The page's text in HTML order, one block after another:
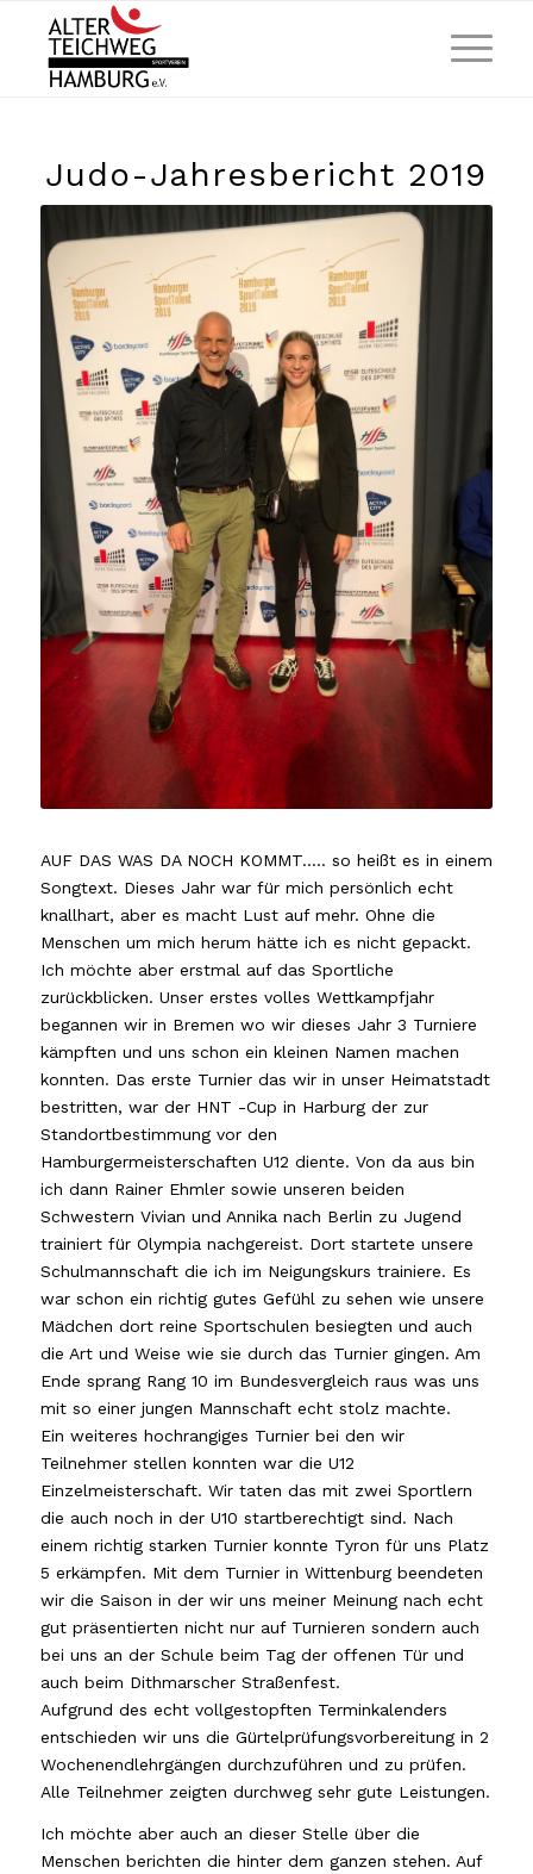
Judo-Jahresbericht 2019
AUF DAS WAS DA NOCH KOMMT….. so heißt es in einem
Songtext. Dieses Jahr war für mich persönlich echt
knallhart, aber es macht Lust auf mehr. Ohne die
Menschen um mich herum hätte ich es nicht gepackt.
Ich möchte aber erstmal auf das Sportliche
zurückblicken. Unser erstes volles Wettkampfjahr
begannen wir in Bremen wo wir dieses Jahr 3 Turniere
kämpften und uns schon ein kleinen Namen machen
konnten. Das erste Turnier das wir in unser Heimatstadt
bestritten, war der HNT -Cup in Harburg der zur
Standortbestimmung vor den
Hamburgermeisterschaften U12 diente. Von da aus bin
ich dann Rainer Ehmler sowie unseren beiden
Schwestern Vivian und Annika nach Berlin zu Jugend
trainiert für Olympia nachgereist. Dort startete unsere
Schulmannschaft die ich im Neigungskurs trainiere. Es
war schon ein richtig gutes Gefühl zu sehen wie unsere
Mädchen dort reine Sportschulen besiegten und auch
die Art und Weise wie sie durch das Turnier gingen. Am
Ende sprang Rang 10 im Bundesvergleich raus was uns
mit so einer jungen Mannschaft echt stolz machte.
Ein weiteres hochrangiges Turnier bei den wir
Teilnehmer stellen konnten war die U12
Einzelmeisterschaft. Wir taten das mit zwei Sportlern
die auch noch in der U10 startberechtigt sind. Nach
einem richtig starken Turnier konnte Tyron für uns Platz
5 erkämpfen. Mit dem Turnier in Wittenburg beendeten
wir die Saison in der wir uns meiner Meinung nach echt
gut präsentierten nicht nur auf Turnieren sondern auch
bei uns an der Schule beim Tag der offenen Tür und
auch beim Dithmarscher Straßenfest.
Aufgrund des echt vollgestopften Terminkalenders
entschieden wir uns die Gürtelprüfungsvorbereitung in 2
Wochenendlehrgängen durchzuführen und zu prüfen.
Alle Teilnehmer zeigten durchweg sehr gute Leistungen.
Ich möchte aber auch an dieser Stelle über die
Menschen berichten die hinter dem ganzen stehen. Auf